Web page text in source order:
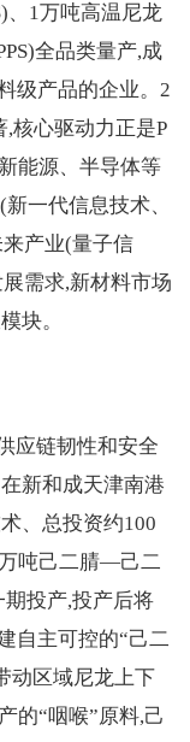
、1万吨高温尼龙
全品类量产,成
级产品的企业。2
核心驱动力正是P
能源、半导体等
一代信息技术、
产业(量子信
需求,新材料市场
块。
应链韧性和安全
新和成天津南港
、总投资约100
吨己二腈—己二
期投产,投产后将
自主可控的“己二
动区域尼龙上下
的“咽喉”原料,己